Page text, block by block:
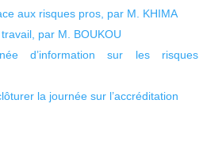
aux risques pros, par M. KHIMA
par M. BOUKOU
d’information sur les risques
la journée sur l’accréditation